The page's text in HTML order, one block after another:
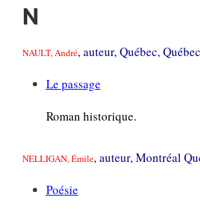
N
NAULT, André, auteur, Québec,
Le passage
Roman historique.
NELLIGAN, Émile, auteur, Montréal
Poésie